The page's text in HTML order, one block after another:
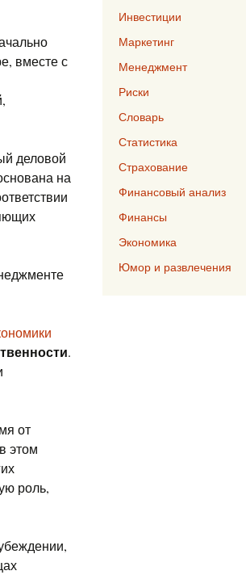
вместе с
деловой
на
.
от
этом
роль,
Инвестиции
Маркетинг
Менеджмент
Риски
Словарь
Статистика
Страхование
Финансовый анализ
Финансы
Экономика
Юмор и развлечения